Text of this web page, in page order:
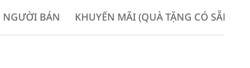
BÁN KHUYẾN MÃI (QUÀ TẶNG CÓ SẴN